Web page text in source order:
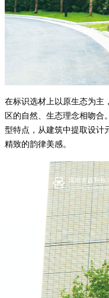
在标识选材上以原生态为主
区的自然、生态理念相吻合
型特点，从建筑中提取设计
精致的韵律美感。